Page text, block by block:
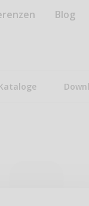
Blog